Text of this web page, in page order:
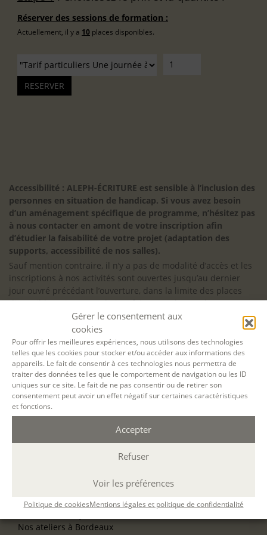
Gérer le consentement aux
cookies
Pour offrir les meilleures expériences, nous utilisons des technologies
telles que les cookies pour stocker et/ou accéder aux informations des
appareils. Le fait de consentir à ces technologies nous permettra de
traiter des données telles que le comportement de navigation ou les ID
uniques sur ce site. Le fait de ne pas consentir ou de retirer son
consentement peut avoir un effet négatif sur certaines caractéristiques
et fonctions.
Accepter
Refuser
Voir les préférences
Politique de cookiesMentions légales et politique de confidentialité
Réserver des sessions de formation :
Actuellement, il y a 10 places disponibles.
Accessibilité : ALEPH-ÉCRITURE est sensible à l’inclusion des
personnes en situation de handicap. Si vous avez besoin
d’un aménagement spécifique de programme, n’hésitez pas
à nous contacter en amont de votre inscription afin
d’étudier la faisabilité de votre projet (adaptation des
supports, accessibilité de nos salles).
Sauf mention contraire, il n’y a pas de modalité d’accès et les
inscriptions à nos activités sont ouvertes jusqu’au dernier
jour ouvré précédant l’ouverture, dans la limite des places
disponibles. Si vous souhaitez faire prendre en charge votre
formation (Afdas, France Travail…), la demande d’inscription
est à effectuer au plus tard un mois avant le début de la
formation.
NOS ATELIERS
Découverte
L’école d’écriture
La fabrique du manuscrit
Les stages pour artistes-auteurs
Se former à la biographie
Nos ateliers à Paris
Nos ateliers à Bordeaux